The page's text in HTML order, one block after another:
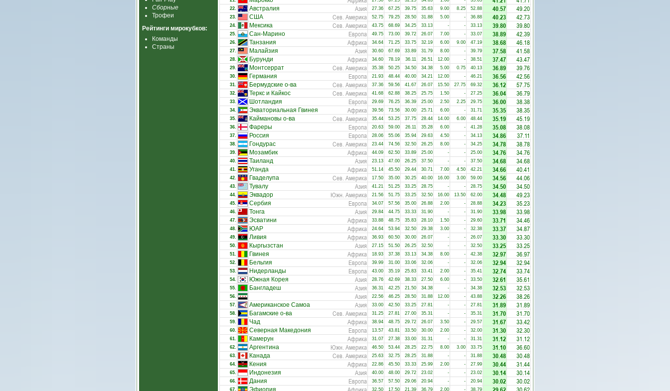
Сборные
Трофеи
Рейтинги мирокубков:
Команды
Страны
22. Австралия Азия 27.36 67.25 39.75 35.63 9.00 8.25 52.88 40.57 49.20
23. США Сев. Америка 52.75 79.25 28.50 31.88 5.00 - 36.88 40.23 42.73
24. Мексика Сев. Америка 43.75 68.69 34.25 33.13 - - 33.13 39.80 39.80
25. Сан-Марино Европа 49.75 73.00 39.72 26.07 7.00 - 33.07 38.89 42.39
26. Танзания Африка 34.64 71.25 33.75 32.19 6.00 9.00 47.19 38.68 46.18
27. Малайзия Азия 30.60 67.69 33.89 31.79 8.00 - 39.79 37.58 41.58
28. Бурунди Африка 34.60 78.19 36.11 26.51 12.00 - 38.51 37.47 43.47
29. Монтсеррат Сев. Америка 35.38 50.25 34.50 34.38 5.00 0.75 40.13 36.89 39.76
30. Германия Европа 21.93 48.44 40.00 34.21 12.00 - 46.21 36.56 42.56
31. Бермудские о-ва Сев. Америка 37.36 59.56 41.67 26.07 15.50 27.75 69.32 36.12 57.75
32. Теркс и Кайкос Сев. Америка 41.68 62.88 38.25 25.75 1.50 - 27.25 36.04 36.79
33. Шотландия Европа 29.69 76.25 36.39 25.00 2.50 2.25 29.75 36.00 38.38
34. Экваториальная Гвинея Африка 39.56 73.56 30.00 25.71 6.00 - 31.71 35.35 38.35
35. Каймановы о-ва Сев. Америка 35.44 53.25 37.75 28.44 14.00 6.00 48.44 35.19 45.19
36. Фареры Европа 20.63 59.00 26.11 35.28 6.00 - 41.28 35.08 38.08
37. Россия Европа 28.06 55.06 35.94 29.63 4.50 - 34.13 34.86 37.11
38. Гондурас Сев. Америка 23.44 74.56 32.50 26.25 8.00 - 34.25 34.78 38.78
39. Мозамбик Африка 44.09 62.50 33.89 25.00 - - 25.00 34.76 34.76
40. Таиланд Азия 23.13 47.00 26.25 37.50 - - 37.50 34.68 34.68
41. Уганда Африка 51.14 45.50 29.44 30.71 7.00 4.50 42.21 34.66 40.41
42. Гваделупа Сев. Америка 17.50 35.00 30.25 40.00 16.00 3.00 59.00 34.56 44.06
43. Тувалу Азия 41.21 51.25 33.25 28.75 - - 28.75 34.50 34.50
44. Эквадор Южн. Америка 21.56 51.75 33.25 32.50 16.00 13.50 62.00 34.48 49.23
45. Сербия Европа 34.07 57.56 35.00 26.88 2.00 - 28.88 34.23 35.23
46. Тонга Азия 29.84 44.75 33.33 31.90 - - 31.90 33.98 33.98
47. Эсватини Африка 33.88 48.75 35.83 28.10 1.50 - 29.60 33.71 34.46
48. ЮАР Африка 24.64 53.94 32.50 29.38 3.00 - 32.38 33.37 34.87
49. Ливия Африка 36.93 60.50 30.00 26.07 - - 26.07 33.30 33.30
50. Кыргызстан Азия 27.15 51.50 26.25 32.50 - - 32.50 33.25 33.25
51. Гвинея Африка 18.93 37.38 33.13 34.38 8.00 - 42.38 32.97 36.97
52. Бельгия Европа 39.99 31.00 33.06 32.06 - - 32.06 32.94 32.94
53. Нидерланды Европа 43.00 35.19 25.83 33.41 2.00 - 35.41 32.74 33.74
54. Южная Корея Азия 28.76 42.69 38.33 27.50 6.00 - 33.50 32.61 35.61
55. Бангладеш Азия 36.31 42.25 21.50 34.38 - - 34.38 32.53 32.53
56. Азия 22.56 46.25 28.50 31.88 12.00 - 43.88 32.26 38.26
57. Американское Самоа Азия 33.00 42.50 33.25 27.81 - - 27.81 31.89 31.89
58. Багамские о-ва Сев. Америка 31.25 27.81 27.00 35.31 - - 35.31 31.70 31.70
59. Чад Африка 38.94 48.75 29.72 26.07 3.50 - 29.57 31.67 33.42
60. Северная Македония Европа 13.57 43.81 33.50 30.00 2.00 - 32.00 31.30 32.30
61. Камерун Африка 31.07 27.38 33.00 31.31 - - 31.31 31.12 31.12
62. Аргентина Южн. Америка 46.50 53.44 28.25 22.75 8.00 3.00 33.75 31.10 36.60
63. Канада Сев. Америка 25.63 32.75 28.25 31.88 - - 31.88 30.48 30.48
64. Кения Африка 22.86 45.50 33.33 25.99 2.00 - 27.99 30.44 31.44
65. Индонезия Азия 40.00 48.00 29.72 23.02 - - 23.02 30.14 30.14
66. Дания Европа 36.57 57.50 29.06 20.94 - - 20.94 30.02 30.02
67. Эфиопия 32.50 17.50 21.39 36.79 2.00 - 38.79